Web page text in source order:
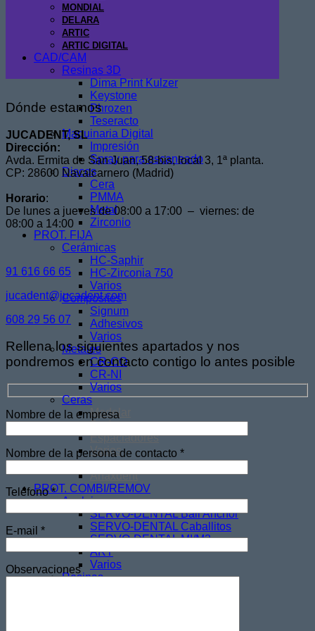
MONDIAL
DELARA
ARTIC
ARTIC DIGITAL
CAD/CAM
Resinas 3D
Dima Print Kulzer
Keystone
Phrozen
Teseracto
Maquinaria Digital
Impresión
Spray para escaneado
Discos
Cera
PMMA
Metal
Zirconio
PROT. FIJA
Cerámicas
HC-Saphir
HC-Zirconia 750
Varios
Composites
Signum
Adhesivos
Varios
Metales
CR-CO
CR-NI
Varios
Ceras
Modelar
Preformas
Espaciadores
Varios
RESINAS PROVISIONALES
Anaxdent
PROT. COMBI/REMOV
Anclajes
SERVO-DENTAL Ball Anchor
SERVO-DENTAL Caballitos
SERVO-DENTAL MI/M3
ART
Varios
Resinas
Dónde estamos
JUCADENT, SL
Dirección:
Avda. Ermita de San Juan, 58-bis, local 3, 1ª planta.
CP: 28600 Navalcarnero (Madrid)
Horario:
De lunes a jueves de 08:00 a 17:00 – viernes: de
08:00 a 14:00
91 616 66 65
jucadent@jucadent.com
608 29 56 07
Rellena los siguientes apartados y nos
pondremos en contacto contigo lo antes posible
Nombre de la empresa
Nombre de la persona de contacto *
Teléfono *
E-mail *
Observaciones